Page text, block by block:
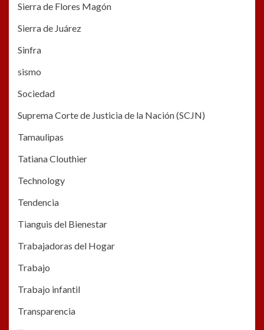
Sierra de Flores Magón
Sierra de Juárez
Sinfra
sismo
Sociedad
Suprema Corte de Justicia de la Nación (SCJN)
Tamaulipas
Tatiana Clouthier
Technology
Tendencia
Tianguis del Bienestar
Trabajadoras del Hogar
Trabajo
Trabajo infantil
Transparencia